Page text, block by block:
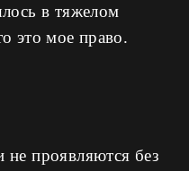
в тяжелом
это мое право.
не проявляются без